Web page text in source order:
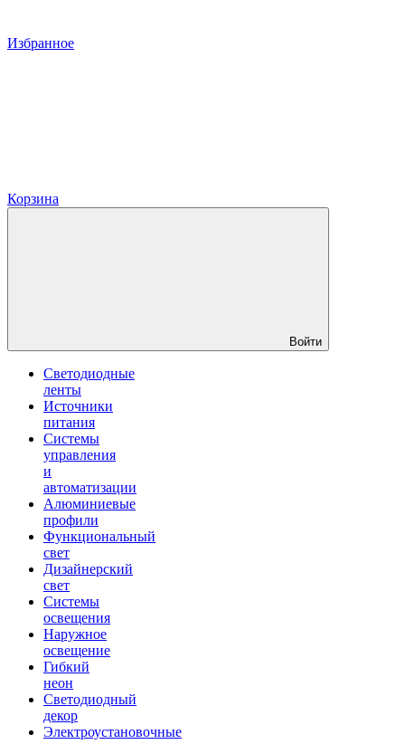
Избранное
Корзина
Войти
Светодиодные
ленты
Источники
питания
Системы
управления
и
автоматизации
Алюминиевые
профили
Функциональный
свет
Дизайнерский
свет
Системы
освещения
Наружное
освещение
Гибкий
неон
Светодиодный
декор
Электроустановочные